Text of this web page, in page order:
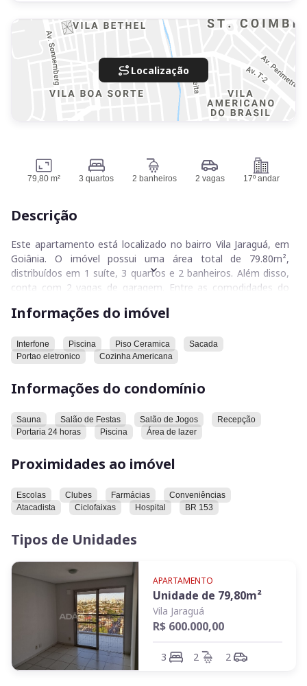
Localização
79,80 m² 3 quartos 2 banheiros 2 vagas 17º andar
Descrição
Este apartamento está localizado no bairro Vila Jaraguá, em
Goiânia. O imóvel possui uma área total de 79.80m²,
distribuídos em 1 suíte, 3 quartos e 2 banheiros. Além disso,
conta com 2 vagas de garagem. Entre as comodidades do
sacada, portão eletrônico e cozinha americana.
O condomínio onde o apartamento está situado oferece uma
série de características. Entre elas, estão sauna, salão de
disso, o condomínio possui piscina e área de lazer.
Em relação à localização, o apartamento está próximo a
diversos pontos de interesse. Entre eles, estão escolas,
hospital e a BR 153.
Convidamos você a conhecer este imóvel e verificar
pessoalmente todas as características e comodidades que
Informações do imóvel
Interfone Piscina Piso Ceramica
Sacada
Portao eletronico
Cozinha Americana
Informações do condomínio
Sauna Salão de Festas Salão de Jogos
Recepção
Portaria 24 horas
Piscina Área de lazer
Proximidades ao imóvel
Escolas Clubes Farmácias
Conveniências
Atacadista
Ciclofaixas Hospital BR 153
Tipos de Unidades
APARTAMENTO
Unidade de 79,80m²
Vila Jaraguá
R$ 600.000,00
3 2 2